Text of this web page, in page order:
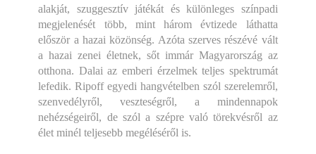
alakját, szuggesztív játékát és különleges színpadi
megjelenését több, mint három évtizede láthatta
először a hazai közönség. Azóta szerves részévé vált
a hazai zenei életnek, sőt immár Magyarország az
otthona. Dalai az emberi érzelmek teljes spektrumát
lefedik. Ripoff egyedi hangvételben szól szerelemről,
szenvedélyről, veszteségről, a mindennapok
nehézségeiről, de szól a szépre való törekvésről az
élet minél teljesebb megéléséről is.